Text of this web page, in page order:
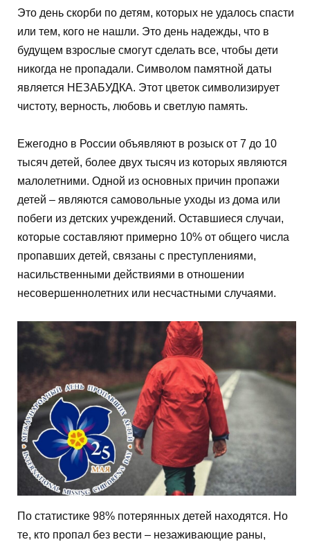
Это день скорби по детям, которых не удалось спасти
или тем, кого не нашли. Это день надежды, что в
будущем взрослые смогут сделать все, чтобы дети
никогда не пропадали. Символом памятной даты
является НЕЗАБУДКА. Этот цветок символизирует
чистоту, верность, любовь и светлую память.
Ежегодно в России объявляют в розыск от 7 до 10
тысяч детей, более двух тысяч из которых являются
малолетними. Одной из основных причин пропажи
детей – являются самовольные уходы из дома или
побеги из детских учреждений. Оставшиеся случаи,
которые составляют примерно 10% от общего числа
пропавших детей, связаны с преступлениями,
насильственными действиями в отношении
несовершеннолетних или несчастными случаями.
По статистике 98% потерянных детей находятся. Но
те, кто пропал без вести – незаживающие раны,